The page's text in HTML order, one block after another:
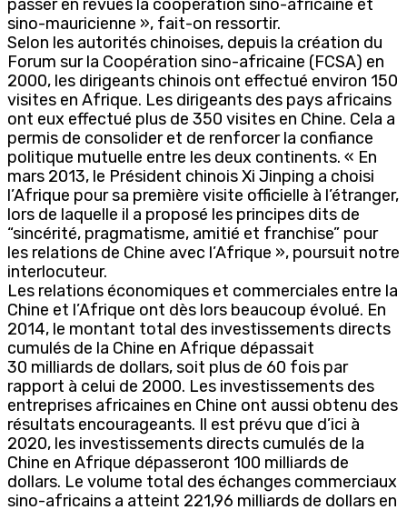
passer en revues la coopération sino-africaine et
sino-mauricienne », fait-on ressortir.
Selon les autorités chinoises, depuis la création du
Forum sur la Coopération sino-africaine (FCSA) en
2000, les dirigeants chinois ont effectué environ 150
visites en Afrique. Les dirigeants des pays africains
ont eux effectué plus de 350 visites en Chine. Cela a
permis de consolider et de renforcer la confiance
politique mutuelle entre les deux continents. « En
mars 2013, le Président chinois Xi Jinping a choisi
l’Afrique pour sa première visite officielle à l’étranger,
lors de laquelle il a proposé les principes dits de
“sincérité, pragmatisme, amitié et franchise” pour
les relations de Chine avec l’Afrique », poursuit notre
interlocuteur.
Les relations économiques et commerciales entre la
Chine et l’Afrique ont dès lors beaucoup évolué. En
2014, le montant total des investissements directs
cumulés de la Chine en Afrique dépassait
30 milliards de dollars, soit plus de 60 fois par
rapport à celui de 2000. Les investissements des
entreprises africaines en Chine ont aussi obtenu des
résultats encourageants. Il est prévu que d’ici à
2020, les investissements directs cumulés de la
Chine en Afrique dépasseront 100 milliards de
dollars. Le volume total des échanges commerciaux
sino-africains a atteint 221,96 milliards de dollars en